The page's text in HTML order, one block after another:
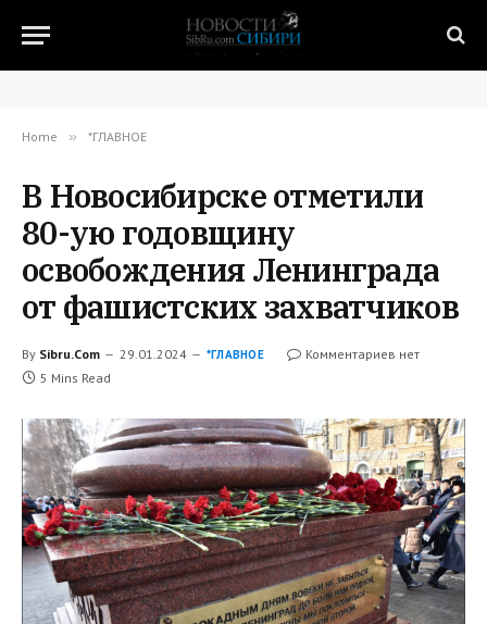
Home » *ГЛАВНОЕ
В Новосибирске отметили
80-ую годовщину
освобождения Ленинграда
от фашистских захватчиков
By Sibru.Com 29.01.2024 *ГЛАВНОЕ
Комментариев нет
5 Mins Read